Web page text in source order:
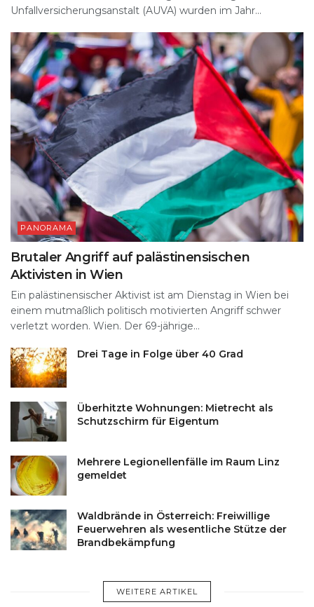
Unfallversicherungsanstalt (AUVA) wurden im Jahr...
PANORAMA
Brutaler Angriff auf palästinensischen
Aktivisten in Wien
Ein palästinensischer Aktivist ist am Dienstag in Wien bei
einem mutmaßlich politisch motivierten Angriff schwer
verletzt worden. Wien. Der 69-jährige...
Drei Tage in Folge über 40 Grad
Überhitzte Wohnungen: Mietrecht als
Schutzschirm für Eigentum
Mehrere Legionellenfälle im Raum Linz
gemeldet
Waldbrände in Österreich: Freiwillige
Feuerwehren als wesentliche Stütze der
Brandbekämpfung
WEITERE ARTIKEL